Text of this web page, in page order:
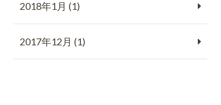
2018年1月 (1)
2017年12月 (1)